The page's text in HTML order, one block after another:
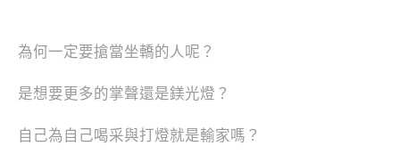
為何一定要搶當坐轎的人呢？
是想要更多的掌聲還是鎂光燈？
自己為自己喝采與打燈就是輸家嗎？